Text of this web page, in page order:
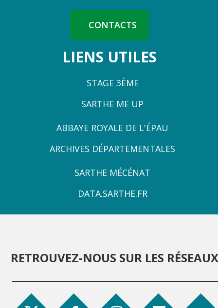
SARTHE
CONTACTS
LIENS UTILES
STAGE 3ÈME
SARTHE ME UP
ZONEABBAYE ROYALE DE L'ÉPAU
ARCHIVES DÉPARTEMENTALES
SARTHE MÉCÉNAT
DATA.SARTHE.FR
RETROUVEZ-NOUS SUR LES RÉSEAUX